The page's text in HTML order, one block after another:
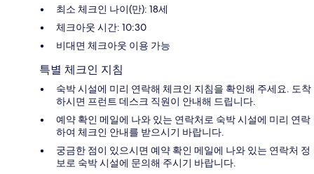
최소 체크인 나이(만): 18세
체크아웃 시간: 10:30
비대면 체크아웃 이용 가능
특별 체크인 지침
숙박 시설에 미리 연락해 체크인 지침을 확인해 주세요. 도착
하시면 프런트 데스크 직원이 안내해 드립니다.
예약 확인 메일에 나와 있는 연락처로 숙박 시설에 미리 연락
하여 체크인 안내를 받으시기 바랍니다.
궁금한 점이 있으시면 예약 확인 메일에 나와 있는 연락처 정
보로 숙박 시설에 문의해 주시기 바랍니다.